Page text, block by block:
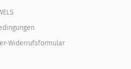
Widerrufsformular